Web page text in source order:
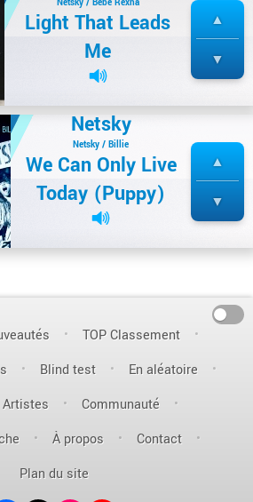
Light That Leads
Me
Netsky
Netsky / Billie
We Can Only Live
Today (Puppy)
TOP Classement
Blind test
En aléatoire
Artistes
Communauté
À propos
Contact
Plan du site
On